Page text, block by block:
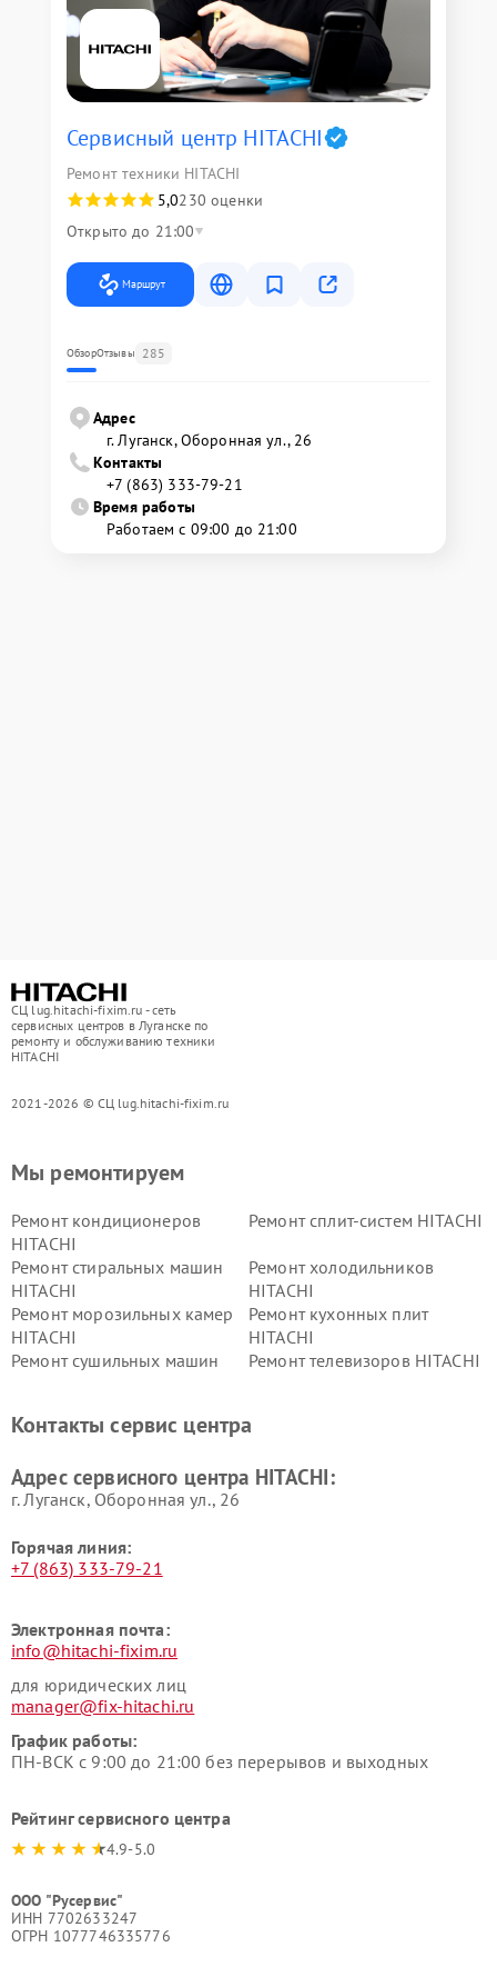
Сервисный центр HITACHI
Ремонт техники HITACHI
5,0230 оценки
Открыто до 21:00
Маршрут
ОбзорОтзывы 285
Адрес
г. Луганск, Оборонная ул., 26
Контакты
+7 (863) 333-79-21
Время работы
Работаем с 09:00 до 21:00
СЦ lug.hitachi-fixim.ru - сеть
сервисных центров в Луганске по
ремонту и обслуживанию техники
HITACHI
2021-2026 © СЦ lug.hitachi-fixim.ru
Мы ремонтируем
Ремонт кондиционеров
HITACHI
Ремонт сплит-систем HITACHI
Ремонт стиральных машин
HITACHI
Ремонт холодильников
HITACHI
Ремонт морозильных камер
HITACHI
Ремонт кухонных плит
HITACHI
Ремонт сушильных машин
Ремонт телевизоров HITACHI
данных HITACHI
HITACHI
HITACHI
HITACHI
Контакты сервис центра
Адрес сервисного центра HITACHI:
г. Луганск, Оборонная ул., 26
Горячая линия:
+7 (863) 333-79-21
Электронная почта:
info@hitachi-fixim.ru
для юридических лиц
manager@fix-hitachi.ru
График работы:
ПН-ВСК с 9:00 до 21:00 без перерывов и выходных
Рейтинг сервисного центра
4.9-5.0
ООО "Русервис"
ИНН 7702633247
ОГРН 1077746335776